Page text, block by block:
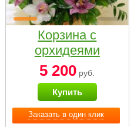
Заказать в один клик
Корзина с
орхидеями
малая
5 200 руб.
Купить